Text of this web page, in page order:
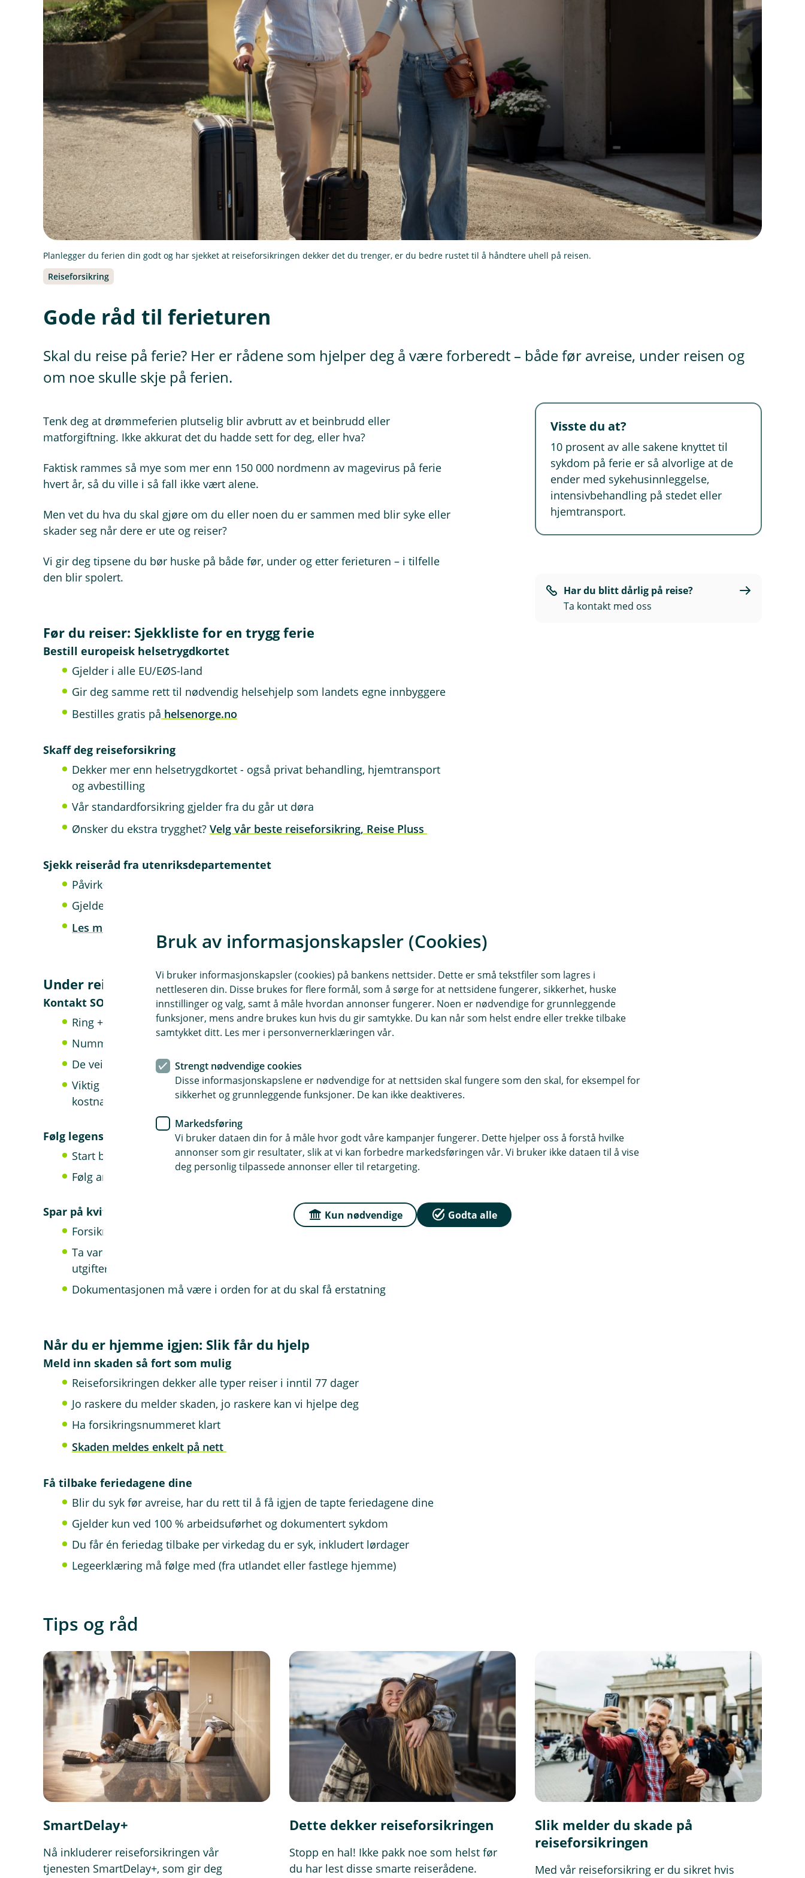
Planlegger du ferien din godt og har sjekket at reiseforsikringen dekker det du trenger, er du bedre rustet til å håndtere uhell på reisen.
Reiseforsikring
Gode råd til ferieturen
Skal du reise på ferie? Her er rådene som hjelper deg å være forberedt – både før avreise, under reisen og
om noe skulle skje på ferien.
Tenk deg at drømmeferien plutselig blir avbrutt av et beinbrudd eller
matforgiftning. Ikke akkurat det du hadde sett for deg, eller hva?
Faktisk rammes så mye som mer enn 150 000 nordmenn av magevirus på ferie
hvert år, så du ville i så fall ikke vært alene.
Men vet du hva du skal gjøre om du eller noen du er sammen med blir syke eller
skader seg når dere er ute og reiser?
Vi gir deg tipsene du bør huske på både før, under og etter ferieturen – i tilfelle
den blir spolert.
Før du reiser: Sjekkliste for en trygg ferie
Bestill europeisk helsetrygdkortet
Gjelder i alle EU/EØS-land
Gir deg samme rett til nødvendig helsehjelp som landets egne innbyggere
Bestilles gratis på helsenorge.no
Skaff deg reiseforsikring
Dekker mer enn helsetrygdkortet - også privat behandling, hjemtransport
og avbestilling
Vår standardforsikring gjelder fra du går ut døra
Ønsker du ekstra trygghet? Velg vår beste reiseforsikring, Reise Pluss
Sjekk reiseråd fra utenriksdepartementet
Påvirker hva reiseforsikringen gjelder
Gjelder spesielt ved kansellerte flyvninger og usikre reisemål
Les mer om hvordan dette påvirker deg i denne artikkelen her
Under reisen: Hva gjør du hvis uhellet er ute?
Kontakt SOS International – din venn i nøden
Ring + 45 70 10 50 50 - døgnåpen hjelp over hele verden
Nummeret står på forsikringskortet ditt
De veileder deg til godkjente leger og sykehus
Viktig at du kontakter dem før behandling - det sikrer at forsikringen dekker
kostnadene
Følg legens råd
Start behandling tidlig
Følg anvisningene nøye for å få dekket utgifter
Spar på kvitteringer
Forsikringen gjelder fra dagen du oppsøker lege/sykehus
Ta vare på alle kvitteringer: legebesøk, medisiner og andre relevante
utgifter
Dokumentasjonen må være i orden for at du skal få erstatning
Når du er hjemme igjen: Slik får du hjelp
Meld inn skaden så fort som mulig
Reiseforsikringen dekker alle typer reiser i inntil 77 dager
Jo raskere du melder skaden, jo raskere kan vi hjelpe deg
Ha forsikringsnummeret klart
Skaden meldes enkelt på nett
Få tilbake feriedagene dine
Blir du syk før avreise, har du rett til å få igjen de tapte feriedagene dine
Gjelder kun ved 100 % arbeidsuførhet og dokumentert sykdom
Du får én feriedag tilbake per virkedag du er syk, inkludert lørdager
Legeerklæring må følge med (fra utlandet eller fastlege hjemme)
Visste du at?
10 prosent av alle sakene knyttet til
sykdom på ferie er så alvorlige at de
ender med sykehusinnleggelse,
intensivbehandling på stedet eller
hjemtransport.
Har du blitt dårlig på reise?
Ta kontakt med oss
Tips og råd
SmartDelay+
Nå inkluderer reiseforsikringen vår
tjenesten SmartDelay+, som gir deg
Dette dekker reiseforsikringen
Stopp en hal! Ikke pakk noe som helst før
du har lest disse smarte reiserådene.
Slik melder du skade på
reiseforsikringen
Med vår reiseforsikring er du sikret hvis
Bruk av informasjonskapsler (Cookies)
Vi bruker informasjonskapsler (cookies) på bankens nettsider. Dette er små tekstfiler som lagres i
nettleseren din. Disse brukes for flere formål, som å sørge for at nettsidene fungerer, sikkerhet, huske
innstillinger og valg, samt å måle hvordan annonser fungerer. Noen er nødvendige for grunnleggende
funksjoner, mens andre brukes kun hvis du gir samtykke. Du kan når som helst endre eller trekke tilbake
samtykket ditt. Les mer i personvernerklæringen vår.
Strengt nødvendige cookies
Disse informasjonskapslene er nødvendige for at nettsiden skal fungere som den skal, for eksempel for
sikkerhet og grunnleggende funksjoner. De kan ikke deaktiveres.
Markedsføring
Vi bruker dataen din for å måle hvor godt våre kampanjer fungerer. Dette hjelper oss å forstå hvilke
annonser som gir resultater, slik at vi kan forbedre markedsføringen vår. Vi bruker ikke dataen til å vise
deg personlig tilpassede annonser eller til retargeting.
Kun nødvendige Godta alle